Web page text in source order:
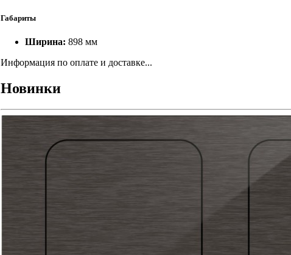
Габариты
Ширина: 898 мм
Информация по оплате и доставке...
Новинки